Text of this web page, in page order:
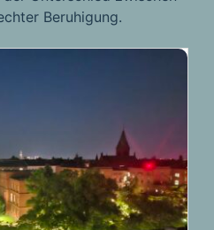
Beruhigung.